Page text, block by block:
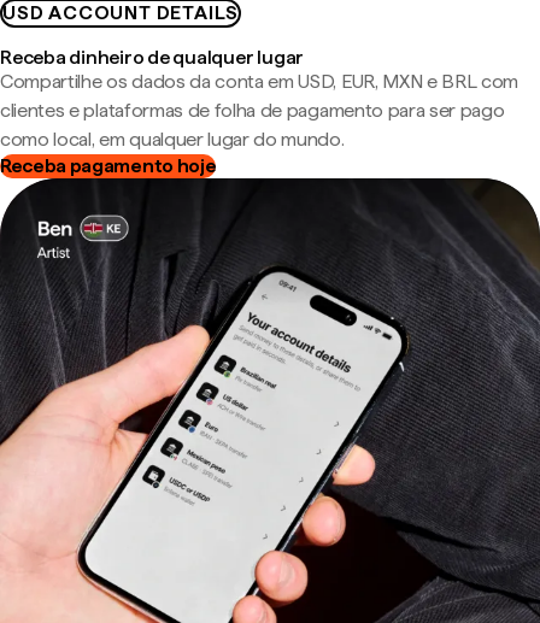
USD ACCOUNT DETAILS
Receba dinheiro de qualquer lugar
Compartilhe os dados da conta em USD, EUR, MXN e BRL com
clientes e plataformas de folha de pagamento para ser pago
como local, em qualquer lugar do mundo.
Receba pagamento hoje